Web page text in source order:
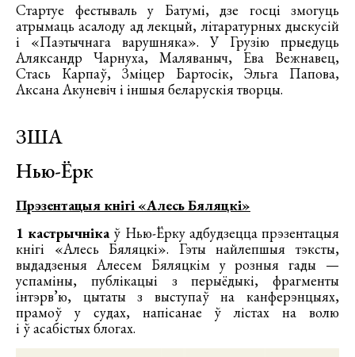
Стартуе фестываль у Батумі, дзе госці змогуць
атрымаць асалоду ад лекцый, літаратурных дыскусій
і «Паэтычнага варушняка». У Грузію прыедуць
Аляксандр Чарнуха, Маляваныч, Ева Вежнавец,
Стась Карпаў, Зміцер Бартосік, Эльга Папова,
Аксана Акуневіч і іншыя беларускія творцы.
ЗША
Нью-Ёрк
Прэзентацыя кнігі «Алесь Бяляцкі»
1 кастрычніка ў Нью-Ёрку адбудзецца прэзентацыя
кнігі «Алесь Бяляцкі». Гэты найлепшыя тэксты,
выдадзеныя Алесем Бяляцкім у розныя гады —
успаміны, публікацыі з перыёдыкі, фрагменты
інтэрв’ю, цытаты з выступаў на канферэнцыях,
прамоў у судах, напісанае ў лістах на волю
і ў асабістых блогах.